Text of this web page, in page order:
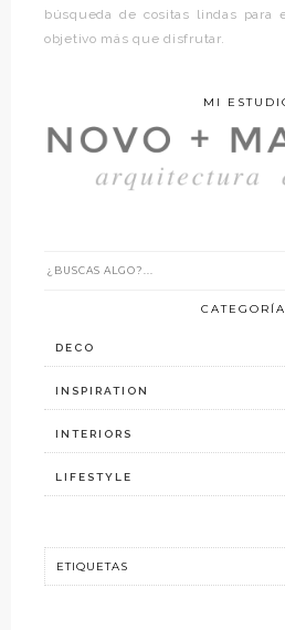
búsqueda de cositas lindas para
objetivo más que disfrutar.
MI
DECO
INSPIRATION
INTERIORS
LIFESTYLE